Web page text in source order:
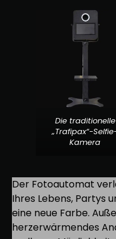
Die traditionelle
„Trafipax“-
Kamera
Der Fotoautomat
Ihres Lebens, Partys
eine neue Farbe.
herzerwärmendes